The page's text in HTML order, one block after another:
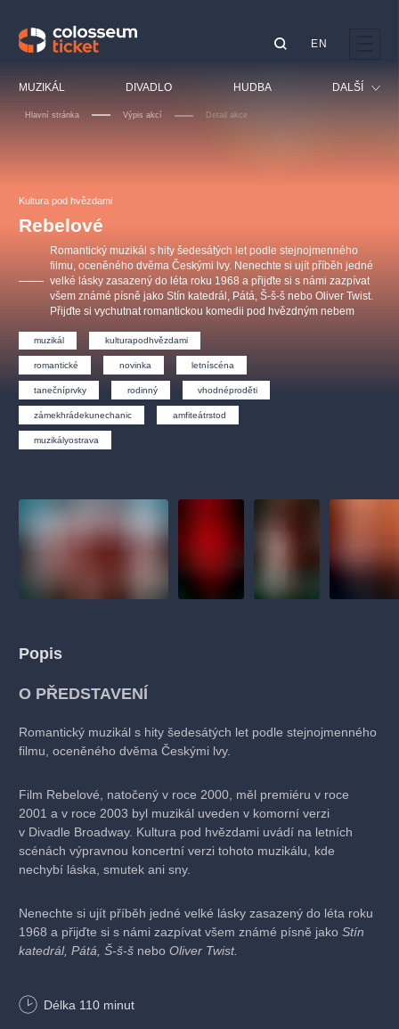
MUZIKÁL DIVADLO HUDBA DALŠÍ
Sport
Ostatní
EN
Hlavní stránka Výpis akcí Detail akce
Kultura pod hvězdami
Rebelové
Romantický muzikál s hity šedesátých let podle stejnojmenného
filmu, oceněného dvěma Českými lvy. Nenechte si ujít příběh jedné
velké lásky zasazený do léta roku 1968 a přijďte si s námi zazpívat
všem známé písně jako Stín katedrál, Pátá, Š-š-š nebo Oliver Twist.
Přijďte si vychutnat romantickou komedii pod hvězdným nebem
muzikál kulturapodhvězdami
romantické novinka letníscéna
tanečníprvky rodinný vhodnéproděti
zámekhrádekunechanic amfiteátrstod
muzikályostrava
Popis
O PŘEDSTAVENÍ
Romantický muzikál s hity šedesátých let podle stejnojmenného
filmu, oceněného dvěma Českými lvy.
Film Rebelové, natočený v roce 2000, měl premiéru v roce
2001 a v roce 2003 byl muzikál uveden v komorní verzi
v Divadle Broadway. Kultura pod hvězdami uvádí na letních
scénách výpravnou koncertní verzi tohoto muzikálu, kde
nechybí láska, smutek ani sny.
Nenechte si ujít příběh jedné velké lásky zasazený do léta roku
1968 a přijďte si s námi zazpívat všem známé písně jako Stín
katedrál, Pátá, Š-š-š nebo Oliver Twist.
Nastudování:
Délka 110 minut
OBYČEJNÁ HOLKA
Agentura 44, s.r.o.
Ostatní hledají
muzikálypraha
Nejnavštěvovanější
muzikálypraha divadlopraha sleva
filmováhudba